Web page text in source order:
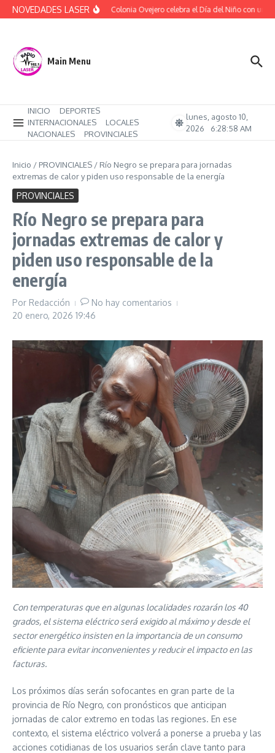
Saltar al contenido
NOVEDADES LASER(Audio) Colonia Ovejero celebra el Día del Niño con una
Main Menu
INICIO
DEPORTES
INTERNACIONALES
LOCALES
NACIONALES
PROVINCIALES
lunes, agosto 10,
2026
6:28:59 AM
Inicio / PROVINCIALES / Río Negro se prepara para jornadas
extremas de calor y piden uso responsable de la energía
PROVINCIALES
Río Negro se prepara para
jornadas extremas de calor y
piden uso responsable de la
energía
Por Redacción
No hay comentarios
20 enero, 2026 19:46
Con temperaturas que en algunas localidades rozarán los 40
grados, el sistema eléctrico será exigido al máximo y desde el
sector energético insisten en la importancia de un consumo
eficiente para evitar inconvenientes y reducir el impacto en las
facturas.
Los próximos días serán sofocantes en gran parte de la
provincia de Río Negro, con pronósticos que anticipan
jornadas de calor extremo en todas las regiones. En ese
contexto, el sistema eléctrico volverá a ponerse a prueba y las
acciones cotidianas de los usuarios serán clave tanto para